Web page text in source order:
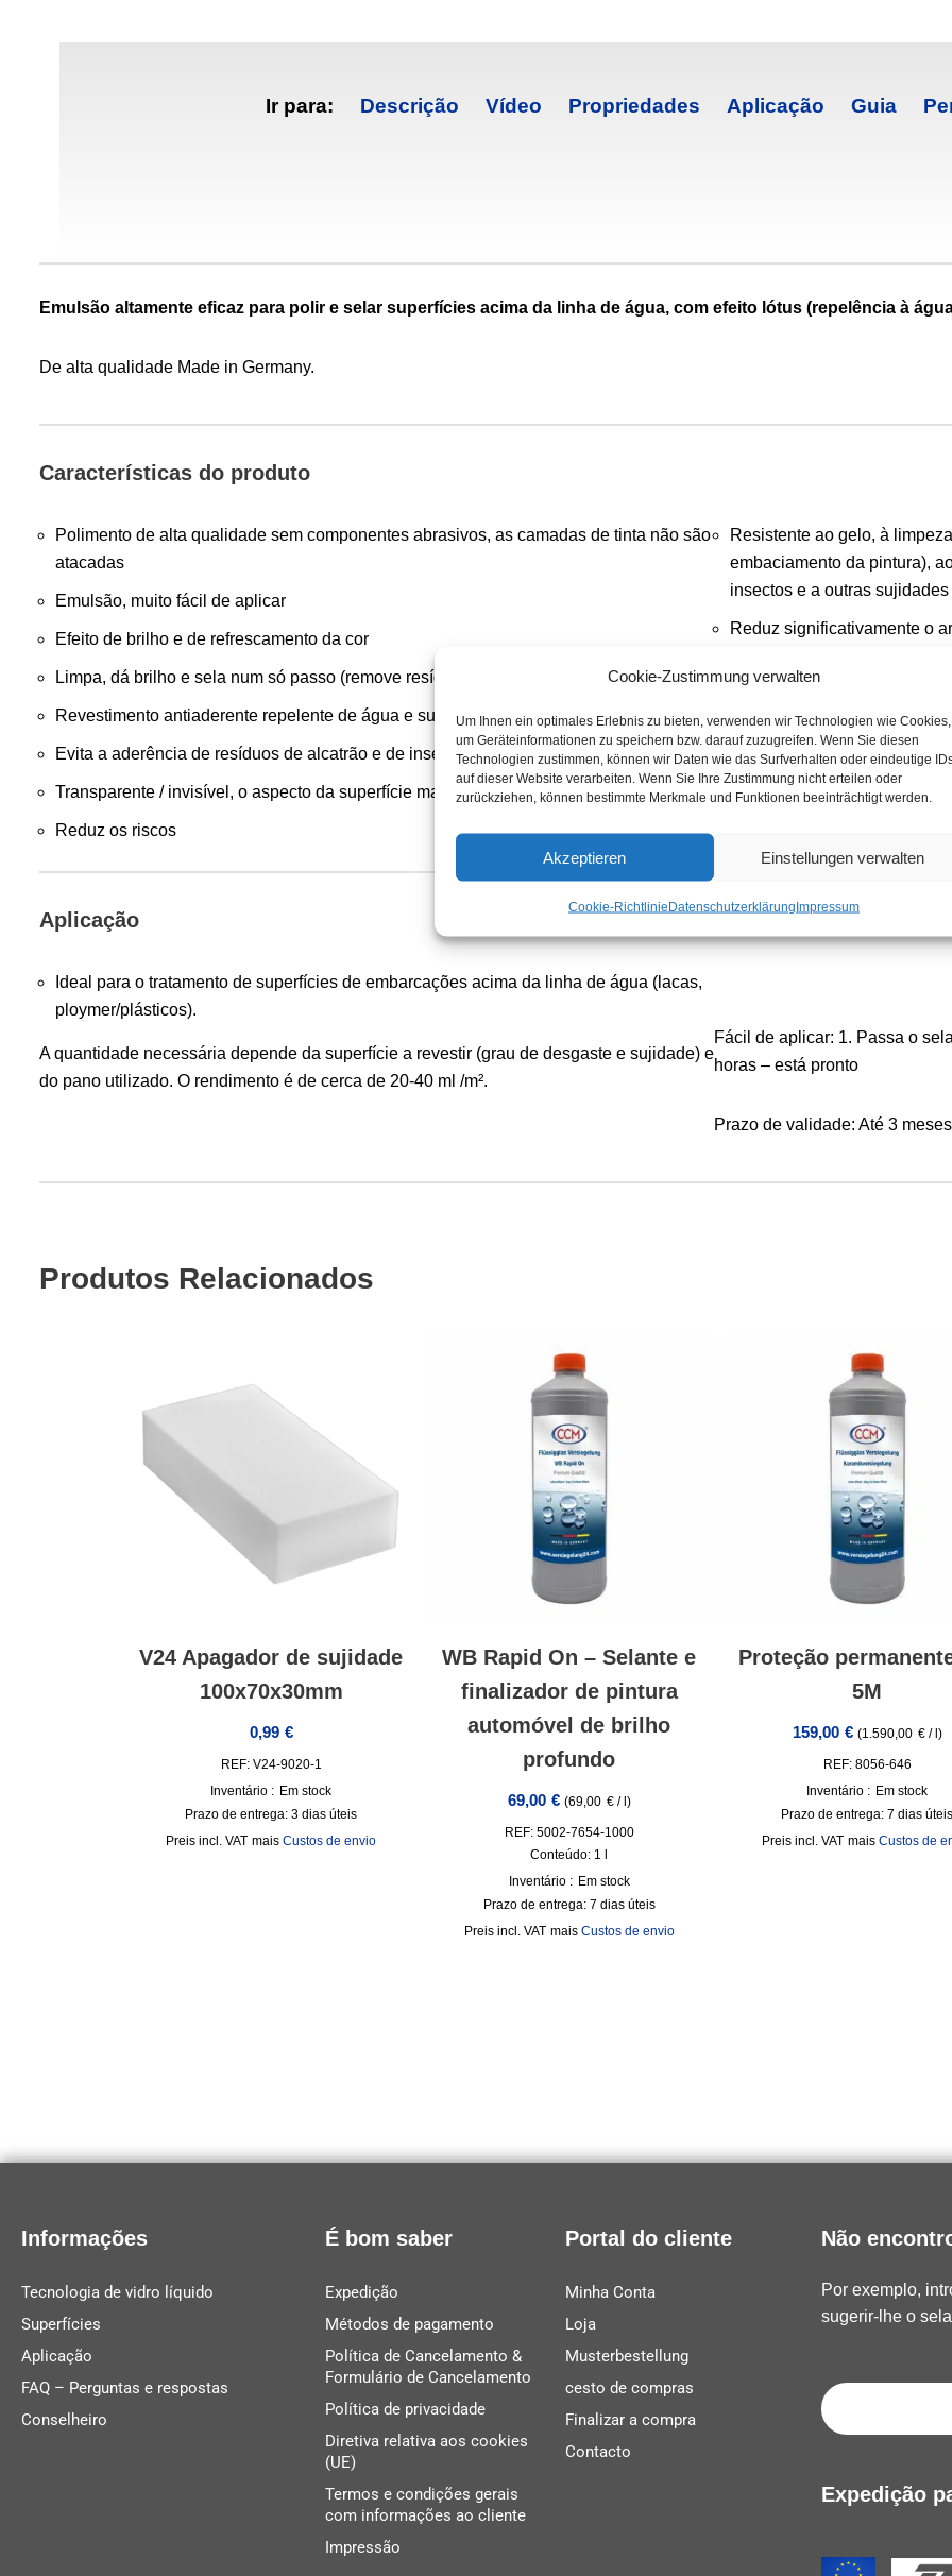
Cookie-Zustimmung verwalten
Um Ihnen ein optimales Erlebnis zu bieten, verwenden wir Technologien wie Cookies,
um Geräteinformationen zu speichern bzw. darauf zuzugreifen. Wenn Sie diesen
Technologien zustimmen, können wir Daten wie das Surfverhalten oder eindeutige
auf dieser Website verarbeiten. Wenn Sie Ihre Zustimmung nicht erteilen oder
zurückziehen, können bestimmte Merkmale und Funktionen beeinträchtigt werden.
Akzeptieren Einstellungen verwalten
Cookie-RichtlinieDatenschutzerklärungImpressum
Ir para: Descrição Vídeo Propriedades Aplicação Guia
Emulsão altamente eficaz para polir e selar superfícies acima da linha de água, com efeito lótus (repelência à
De alta qualidade Made in Germany.
Características do produto
Polimento de alta qualidade sem componentes abrasivos, as camadas de tinta não são
atacadas
Emulsão, muito fácil de aplicar
Efeito de brilho e de refrescamento da cor
Limpa, dá brilho e sela num só passo (remove resíduos de alcatrão, resina e insectos)
Revestimento antiaderente repelente de água e sujidade, brilhante
Evita a aderência de resíduos de alcatrão e de insectos à superfície
Transparente / invisível, o aspecto da superfície mantém-se inalterado
Reduz os riscos
Resistente ao gelo, à
embaciamento da pintura),
insectos e a outras
Reduz significativamente o
Efeito “easy-to-clean”, as
Para interiores e exteriores
Conteúdo da entrega: 1 x
Aplicação
Ideal para o tratamento de superfícies de embarcações acima da linha de água (lacas,
ploymer/plásticos).
A quantidade necessária depende da superfície a revestir (grau de desgaste e sujidade) e
do pano utilizado. O rendimento é de cerca de 20-40 ml /m².
Fácil de aplicar: 1. Passa o
horas – está pronto
Prazo de validade: Até 3 meses
Produtos Relacionados
V24 Apagador de sujidade
100x70x30mm
0,99 €
REF: V24-9020-1
Inventário : Em stock
Prazo de entrega:3 dias úteis
incl. VAT maisCustos de envio
WB Rapid On – Selante e
finalizador de pintura
automóvel de brilho
profundo
69,00 € (69,00 €/ )
REF: 5002-7654-1000
Conteúdo: 1l
Inventário : Em stock
Prazo de entrega: 7 dias úteis
incl. VAT mais Custos de envio
Proteção
5M
159,00 € (1.590,00 €/ )
REF: 8056-646
Inventário : Em stock
Prazo de entrega:7 dias úteis
incl. VAT maisCustos de
Informações
Tecnologia de vidro líquido
Superfícies
Aplicação
FAQ – Perguntas e respostas
Conselheiro
É bom saber
Expedição
Métodos de pagamento
Política de Cancelamento &
Formulário de Cancelamento
Política de privacidade
Diretiva relativa aos cookies
(UE)
Termos e condições gerais
com informações ao cliente
Impressão
Portal do cliente
Minha Conta
Loja
Musterbestellung
cesto de compras
Finalizar a compra
Contacto
Não
Por exemplo,
sugerir-lhe o
Expedição